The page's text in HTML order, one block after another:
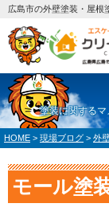
広島市の外壁塗装・屋根
塗装に関する
HOME > 現場ブログ > 外
モール塗